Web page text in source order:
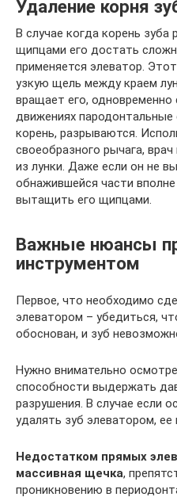
Удаление корня
В случае когда корень зуба
щипцами его достать
применяется элеватор.
узкую щель между краем
вращает его, одновременно
движениях
корень, разрываются.
своеобразного рычага,
из лунки. Даже если он не
обнажившейся части
вытащить его щипцами.
Важные нюансы
инструментом
Первое, что необходимо
элеватором – убедиться,
обоснован, и зуб
Нужно внимательно
способности выдержать
разрушения. В случае если
удалять зуб элеватором,
Недостатком прямых
массивная щечка,
проникновению в